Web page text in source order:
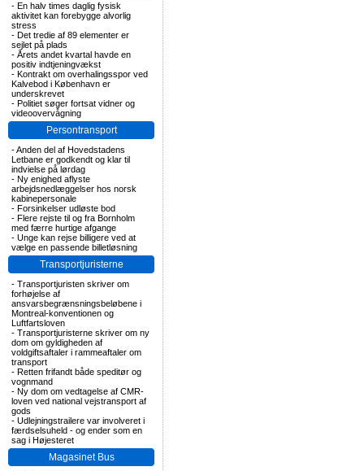
- En halv times daglig fysisk
aktivitet kan forebygge alvorlig
stress
- Det tredie af 89 elementer er
sejlet på plads
- Årets andet kvartal havde en
positiv indtjeningvækst
- Kontrakt om overhalingsspor ved
Kalvebod i København er
underskrevet
- Politiet søger fortsat vidner og
videoovervågning
Persontransport
-Anden del af Hovedstadens
Letbane er godkendt og klar til
indvielse på lørdag
- Ny enighed aflyste
arbejdsnedlæggelser hos norsk
kabinepersonale
- Forsinkelser udløste bod
- Flere rejste til og fra Bornholm
med færre hurtige afgange
- Unge kan rejse billigere ved at
vælge en passende billetløsning
Transportjuristerne
- Transportjuristen skriver om
forhøjelse af
ansvarsbegrænsningsbeløbene i
Montreal-konventionen og
Luftfartsloven
- Transportjuristerne skriver om ny
dom om gyldigheden af
voldgiftsaftaler i rammeaftaler om
transport
- Retten frifandt både speditør og
vognmand
- Ny dom om vedtagelse af CMR-
loven ved national vejstransport af
gods
- Udlejningstrailere var involveret i
færdselsuheld - og ender som en
sag i Højesteret
Magasinet Bus